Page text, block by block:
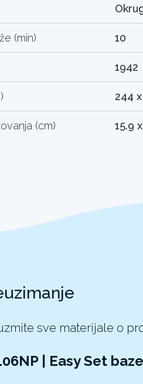
(min) 10
1942
244
(cm) 15.9
sve materijale o
| Easy Set